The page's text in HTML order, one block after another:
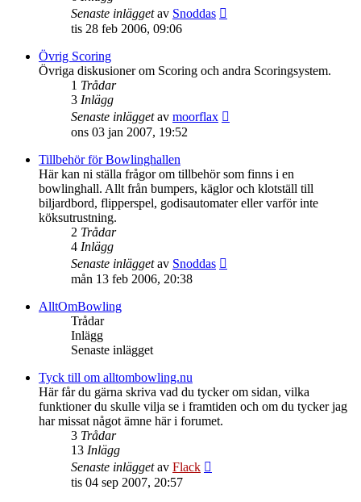
Senaste inläggetav Snoddas
inlägget
tis 28 feb 2006, 09:06
Övrig Scoring
Övriga diskusioner om Scoring och andra Scoringsystem.
1 Trådar
3 Inlägg
Senaste inläggetav moorflax
inlägget
ons 03 jan 2007, 19:52
Tillbehör för Bowlinghallen
Här kan ni ställa frågor om tillbehör som finns i en
bowlinghall. Allt från bumpers, käglor och klotställ till
biljardbord, flipperspel, godisautomater eller varför inte
köksutrustning.
2 Trådar
4 Inlägg
Senaste inläggetav Snoddas
mån 13 feb 2006, 20:38
AlltOmBowling
Trådar
Inlägg
Senaste inlägget
Tyck till om alltombowling.nu
Här får du gärna skriva vad du tycker om sidan, vilka
funktioner du skulle vilja se i framtiden och om du tycker jag
har missat något ämne här i forumet.
3 Trådar
13 Inlägg
Senaste inläggetav Flack
tis 04 sep 2007, 20:57